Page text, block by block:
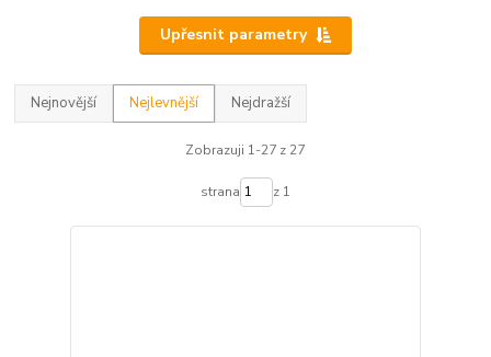
Upřesnit parametry
Nejnovější Nejlevnější Nejdražší
Zobrazuji 1-27 z 27
strana z 1